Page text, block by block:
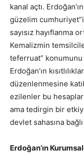
kanal açtı.
güzelim
sayısız hayıflanma
Kemalizmin
teferruat” konumunu
Erdoğan’ın
düzenlenmesine
ezilenler bu
ama tedirgin bir
devlet sahasına
Erdoğan’ın